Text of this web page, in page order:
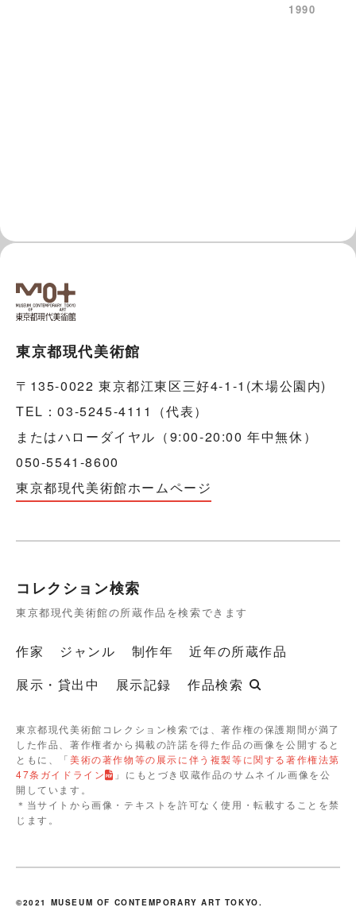
1990
東京都現代美術館
〒135-0022 東京都江東区三好4-1-1(木場公園内)
TEL：03-5245-4111（代表）
またはハローダイヤル（9:00-20:00 年中無休）
050-5541-8600
東京都現代美術館ホームページ
コレクション検索
東京都現代美術館の所蔵作品を検索できます
作家 ジャンル 制作年
近年の所蔵作品
展示・貸出中
展示記録 作品検索
東京都現代美術館コレクション検索では、著作権の保護期間が満了
した作品、著作権者から掲載の許諾を得た作品の画像を公開すると
ともに、「美術の著作物等の展示に伴う複製等に関する著作権法第
47条ガイドライン
」にもとづき収蔵作品のサムネイル画像を公
開しています。
＊当サイトから画像・テキストを許可なく使用・転載することを禁
じます。
©2021 MUSEUM OF CONTEMPORARY ART TOKYO.